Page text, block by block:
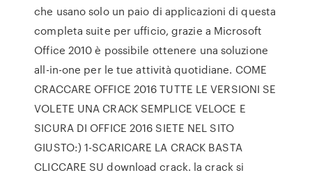
che usano solo un paio di applicazioni di questa
completa suite per ufficio, grazie a Microsoft
Office 2010 è possibile ottenere una soluzione
all-in-one per le tue attività quotidiane. COME
CRACCARE OFFICE 2016 TUTTE LE VERSIONI SE
VOLETE UNA CRACK SEMPLICE VELOCE E
SICURA DI OFFICE 2016 SIETE NEL SITO
GIUSTO:) 1-SCARICARE LA CRACK BASTA
CLICCARE SU download crack. la crack si